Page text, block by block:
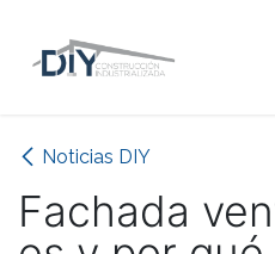
Noticias DIY
Fachada